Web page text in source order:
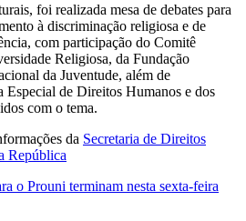
foi realizada mesa de debates para
à discriminação religiosa e de
com participação do Comitê
Religiosa, da Fundação
da Juventude, além de
Especial de Direitos Humanos e dos
com o tema.
da Secretaria de Direitos
República
o Prouni terminam nesta sexta-feira